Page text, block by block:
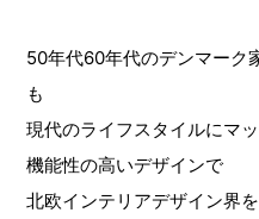
50年代60年代のデンマーク
も
現代のライフスタイルにマ
機能性の高いデザインで
北欧インテリアデザイン界